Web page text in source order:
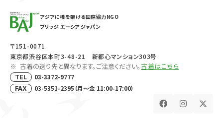
アジアに橋を架ける国際協力NGO
ブリッジ エーシア ジャパン
〒151-0071
東京都渋谷区本町3-48-21 新都心マンション303号
古着の送り先と異なります。ご注意ください。古着はこちら
TEL 03-3372-9777
FAX 03-5351-2395（月～金 11:00-17:00）